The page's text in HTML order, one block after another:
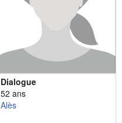
Dialogue
52 ans
Alès